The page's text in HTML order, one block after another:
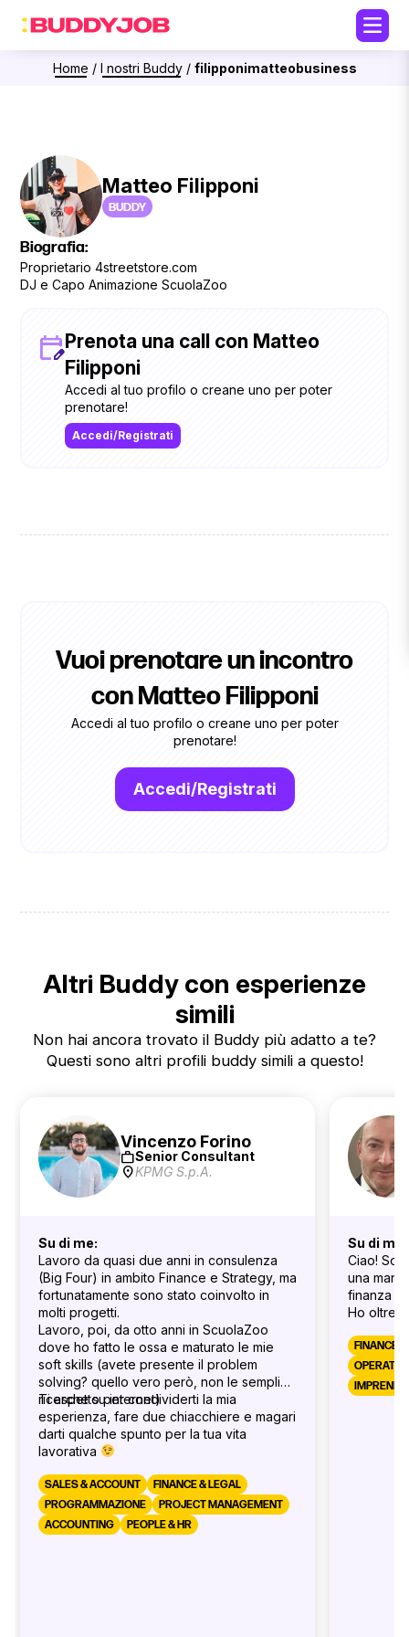
Home / I nostri Buddy/ filipponimatteobusiness
Matteo Filipponi
BUDDY
Biografia:
Proprietario 4streetstore.com
DJ e Capo Animazione ScuolaZoo
Prenota una call con Matteo
Filipponi
Accedi al tuo profilo o creane uno per poter
prenotare!
Accedi/Registrati
Vuoi prenotare un incontro
con Matteo Filipponi
Accedi al tuo profilo o creane uno per poter
prenotare!
Accedi/Registrati
Altri Buddy con esperienze
simili
Non hai ancora trovato il Buddy più adatto a te?
Questi sono altri profili buddy simili a questo!
Vincenzo Forino
workSenior Consultant
location_onKPMG S.p.A.
Su di me:
Lavoro da quasi due anni in consulenza
(Big Four) in ambito Finance e Strategy, ma
fortunatamente sono stato coinvolto in
molti progetti.
Lavoro, poi, da otto anni in ScuolaZoo
dove ho fatto le ossa e maturato le mie
soft skills (avete presente il problem
solving? quello vero però, non le semplici
ricerche su internet)
Ti aspetto per condividerti la mia
esperienza, fare due chiacchiere e magari
darti qualche spunto per la tua vita
lavorativa
SALES & ACCOUNT
FINANCE & LEGAL
PROGRAMMAZIONE
PROJECT MANAGEMENT
ACCOUNTING
PEOPLE & HR
Su di me:
Ciao!
una
finanza
Ho oltre
familiari e
laurea in
recente
FINANCE